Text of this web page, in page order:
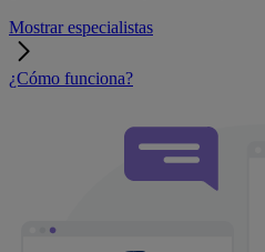
Mostrar especialistas
¿Cómo funciona?